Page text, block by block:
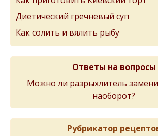
Диетический гречневый суп
Как солить и вялить рыбу
Ответы на вопросы
Можно ли разрыхлитель
наоборот?
Рубрикатор